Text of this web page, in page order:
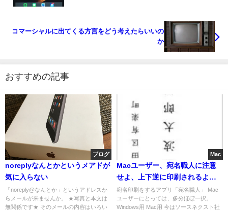
コマーシャルに出てくる方言をどう考えたらいいの
か
おすすめの記事
ブログ
noreplyなんとかというメアドが
気に入らない
「noreply@なんとか」というアドレスか
らメールが来ませんか。 ★写真と本文は
無関係です★ そのメールの内容はいろい
Mac
Macユーザー、宛名職人に注意
せよ、上下逆に印刷されるよ
年賀状印刷
宛名印刷をするアプリ「宛名職人」 Mac
ユーザーにとっては、多分ほぼ一択。
Windows用 Mac用 今はソースネクスト社